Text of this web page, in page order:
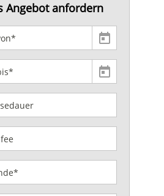
Angebot anfordern